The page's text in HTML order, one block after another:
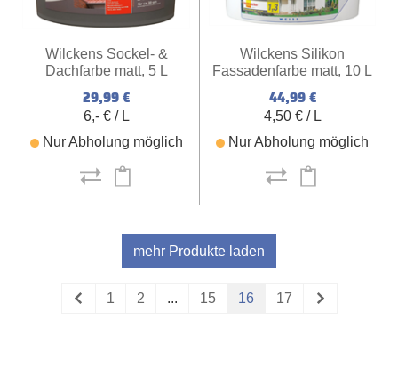
Wilckens Sockel- &
Dachfarbe matt, 5 L
29,99 €
6,- € / L
Nur Abholung möglich
Wilckens Silikon
Fassadenfarbe matt, 10 L
44,99 €
4,50 € / L
Nur Abholung möglich
mehr Produkte laden
1 2 ... 15 16 17